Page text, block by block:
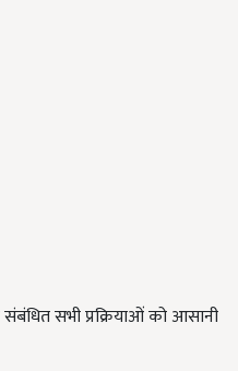
सभी प्रक्रियाओं को आसानी